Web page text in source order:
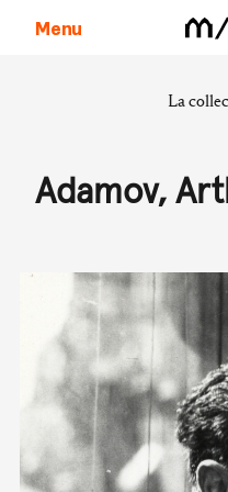
Menu
La
Adamov,